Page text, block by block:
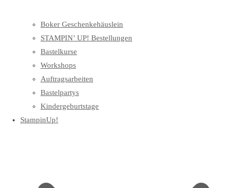
Boker Geschenkehäuslein
STAMPIN’ UP! Bestellungen
Bastelkurse
Workshops
Auftragsarbeiten
Bastelpartys
Kindergeburtstage
StampinUp!